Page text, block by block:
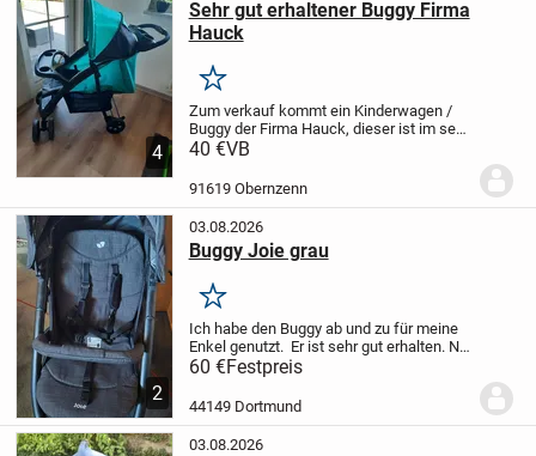
4
Sehr gut erhaltener Buggy Firma
Hauck
Merken
Zum verkauf kommt ein Kinderwagen /
Buggy der Firma Hauck, dieser ist im sehr
guten Zustand, fast wie neu, siehe Bilder
cmMaße aufgebaut 92 x 52 x 106 cm
40 €VB
91619 Obernzenn
2
03.08.2026
Buggy Joie grau
Merken
Ich habe den Buggy ab und zu für meine
Enkel genutzt. Er ist sehr gut erhalten. Nur
Abholung in Dortmund-Dorstfeld, kein
60 €Festpreis
44149 Dortmund
03.08.2026